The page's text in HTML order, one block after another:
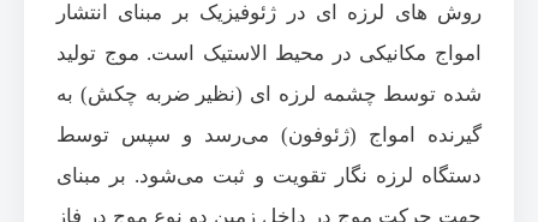
روش های لرزه ای در ژئوفیزیک بر مبنای انتشار
امواج مکانیکی در محیط الاستیک است. موج تولید
شده توسط چشمه لرزه ای (نظیر ضربه چکش) به
گیرنده امواج (ژئوفون) می‌رسد و سپس توسط
دستگاه لرزه نگار تقویت و ثبت می‌شود. بر مبنای
جهت حرکت موج در داخل زمین دو نوع موج در فاز